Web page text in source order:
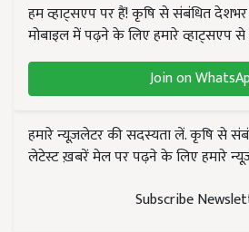
हम व्हाट्सएप पर हैं! कृषि से संबंधित
मोबाइल में पढ़ने के लिए हमारे व्हाट्सएप
Join on
हमारे न्यूज़लेटर की सदस्यता लें. कृषि से
लेटेस्ट ख़बरें मेल पर पढ़ने के लिए हमारे
Subscribe